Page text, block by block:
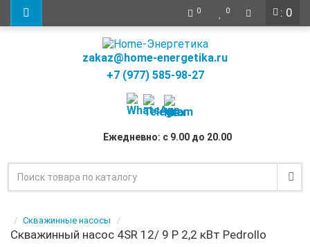
: 0
0 0
zakaz@home-energetika.ru
+7 (977) 585-98-27
Ежедневно: с 9.00 до 20.00
Скважинные насосы
Скважинный насос 4SR 12/ 9 P 2,2 кВт Pedrollo